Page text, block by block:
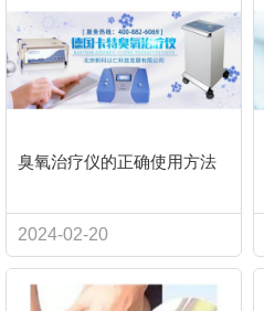
臭氧治疗仪的正确使用方法
2024-02-20